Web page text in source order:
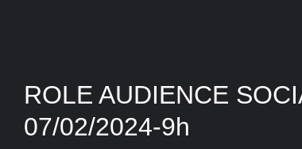
ROLE AUDIENCE
07/02/2024-9h